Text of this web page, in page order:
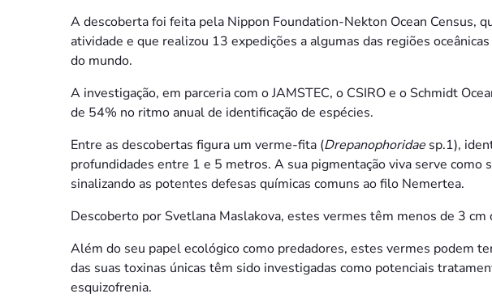
A descoberta foi feita pela Nippon Foundation-Nekton Ocean Census,
atividade e que realizou 13 expedições a algumas das regiões
do mundo.
A investigação, em parceria com o JAMSTEC, o CSIRO e o Schmidt
de 54% no ritmo anual de identificação de espécies.
Entre as descobertas figura um verme-fita (Drepanophoridae sp.1),
profundidades entre 1 e 5 metros. A sua pigmentação viva serve como
sinalizando as potentes defesas químicas comuns ao filo Nemertea.
Descoberto por Svetlana Maslakova, estes vermes têm menos de 3 cm
Além do seu papel ecológico como predadores, estes vermes podem
das suas toxinas únicas têm sido investigadas como potenciais
esquizofrenia.